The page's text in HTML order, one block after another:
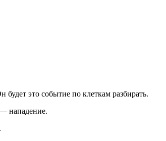
это событие по клеткам разбирать.
— нападение.